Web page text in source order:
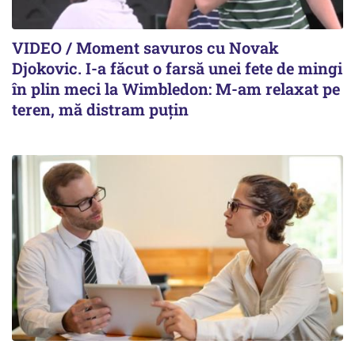
VIDEO / Moment savuros cu Novak
Djokovic. I-a făcut o farsă unei fete de mingi
în plin meci la Wimbledon: M-am relaxat pe
teren, mă distram puțin